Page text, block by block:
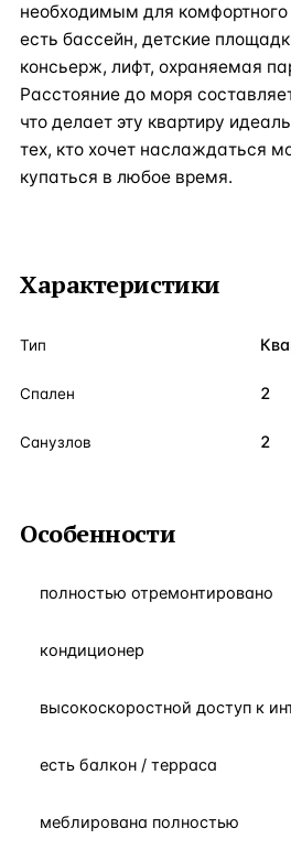
необходимым для
есть бассейн, детские
консьерж, лифт, охраняемая
Расстояние до моря
что делает эту квартиру
тех, кто хочет наслаждаться
купаться в любое время.
Характеристики
Тип
Спален 2
Санузлов 2
Особенности
полностью отремонтировано
кондиционер
высокоскоростной доступ к
есть балкон / терраса
меблирована полностью